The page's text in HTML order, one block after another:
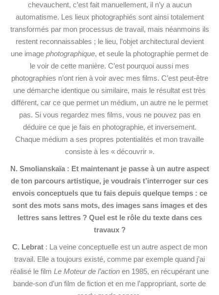
chevauchent, c’est fait manuellement, il n’y a aucun
automatisme. Les lieux photographiés sont ainsi totalement
transformés par mon processus de travail, mais néanmoins ils
restent reconnaissables ; le lieu, l’objet architectural devient
une image photographique, et seule la photographie permet de
le voir de cette manière. C’est pourquoi aussi mes
photographies n’ont rien à voir avec mes films. C’est peut-être
une démarche identique ou similaire, mais le résultat est très
différent, car ce que permet un médium, un autre ne le permet
pas. Si vous regardez mes films, vous ne pouvez pas en
déduire ce que je fais en photographie, et inversement.
Chaque médium a ses propres potentialités et mon travaille
consiste à les « découvrir ».
N. Smolianskaïa : Et maintenant je passe à un autre aspect
de ton parcours artistique, je voudrais t’interroger sur ces
envois conceptuels que tu fais depuis quelque temps : ce
sont des mots sans mots, des images sans images et des
lettres sans lettres ? Quel est le rôle du texte dans ces
travaux ?
C. Lebrat: La veine conceptuelle est un autre aspect de mon
travail. Elle a toujours existé, comme par exemple quand j’ai
réalisé le film Le Moteur de l’action en 1985, en récupérant une
bande-son d’un film de fiction et en me l’appropriant, sorte de